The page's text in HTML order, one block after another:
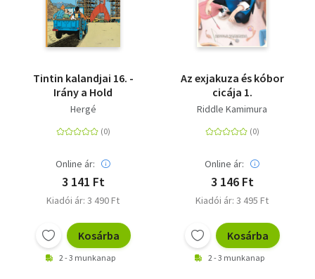
Tintin kalandjai 16. -
Irány a Hold
Hergé
Online ár:
3 141 Ft
Kiadói ár: 3 490 Ft
Kosárba
2 - 3 munkanap
Az exjakuza és kóbor
cicája 1.
Riddle Kamimura
Online ár:
3 146 Ft
Kiadói ár: 3 495 Ft
Kosárba
2 - 3 munkanap